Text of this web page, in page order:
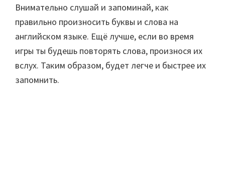
Внимательно слушай и запоминай, как
правильно произносить буквы и слова на
английском языке. Ещё лучше, если во время
игры ты будешь повторять слова, произнося их
вслух. Таким образом, будет легче и быстрее их
запомнить.